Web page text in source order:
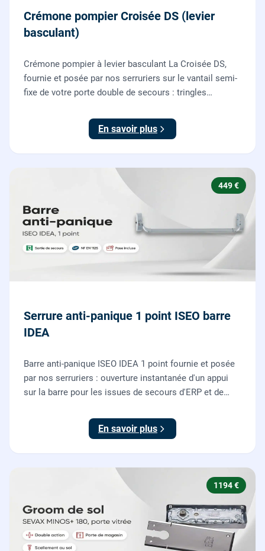
Crémone pompier Croisée DS (levier
basculant)
Crémone pompier à levier basculant La Croisée DS,
fournie et posée par nos serruriers sur le vantail semi-
fixe de votre porte double de secours : tringles
En savoir plus
449 €
Serrure anti-panique 1 point ISEO barre
IDEA
Barre anti-panique ISEO IDEA 1 point fournie et posée
par nos serruriers : ouverture instantanée d'un appui
sur la barre pour les issues de secours d'ERP et de
En savoir plus
1194 €